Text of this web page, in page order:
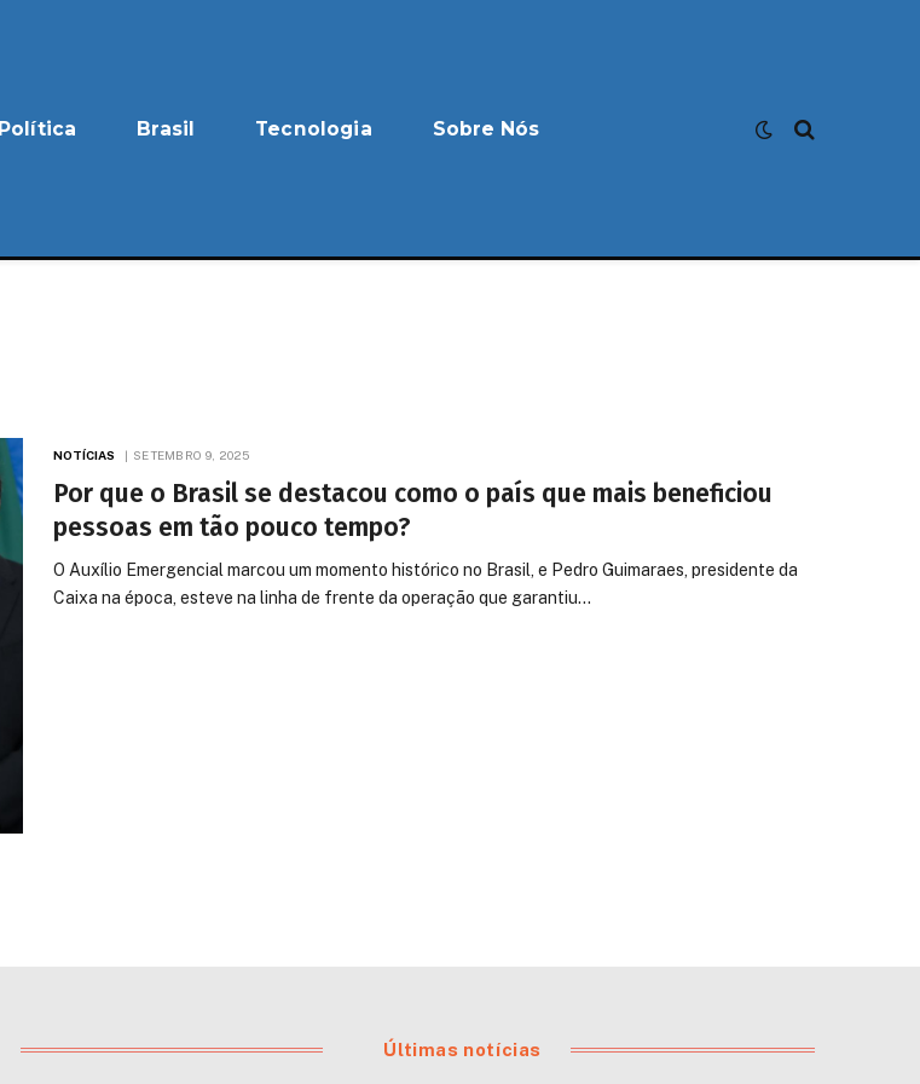
Política Brasil Tecnologia Sobre Nós
NOTÍCIAS SETEMBRO 9, 2025
Por que o Brasil se destacou como o país que mais beneficiou
pessoas em tão pouco tempo?
O Auxílio Emergencial marcou um momento histórico no Brasil, e Pedro Guimaraes, presidente da
Caixa na época, esteve na linha de frente da operação que garantiu…
Últimas notícias